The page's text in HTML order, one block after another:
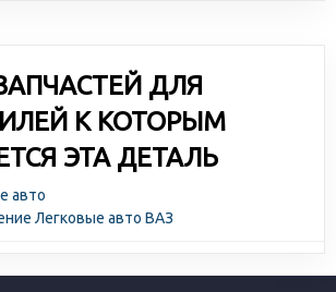
ДЛЯ
К КОТОРЫМ
ЭТА ДЕТАЛЬ
авто
Легковые авто ВАЗ